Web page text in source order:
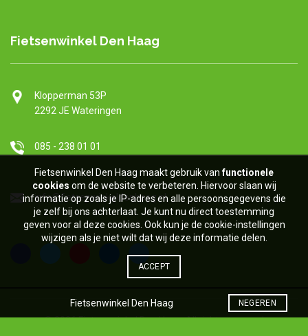
Fietsenwinkel Den Haag NEGEREN
Fietsenwinkel Den Haag
Klopperman 53P
2292 JE Wateringen
085 - 238 01 01
info@fietsenwinkeldenhaag.nl
© 2026Fietsenwinkel Den Haag. All rights reserved
Fietsenwinkel Den Haag maakt gebruik vanfunctionel e
cookies om de website te verbeteren. Hiervoor slaan wij
informatie op zoals je IP-adres en alle persoonsgegevens die
je zelf bij ons achterlaat. Je kunt nu direct toestemming
geven voor al deze cookies. Ook kun je de cookie-instellingen
wijzigen als je niet wilt dat wij deze informatie delen.
ACCEPT